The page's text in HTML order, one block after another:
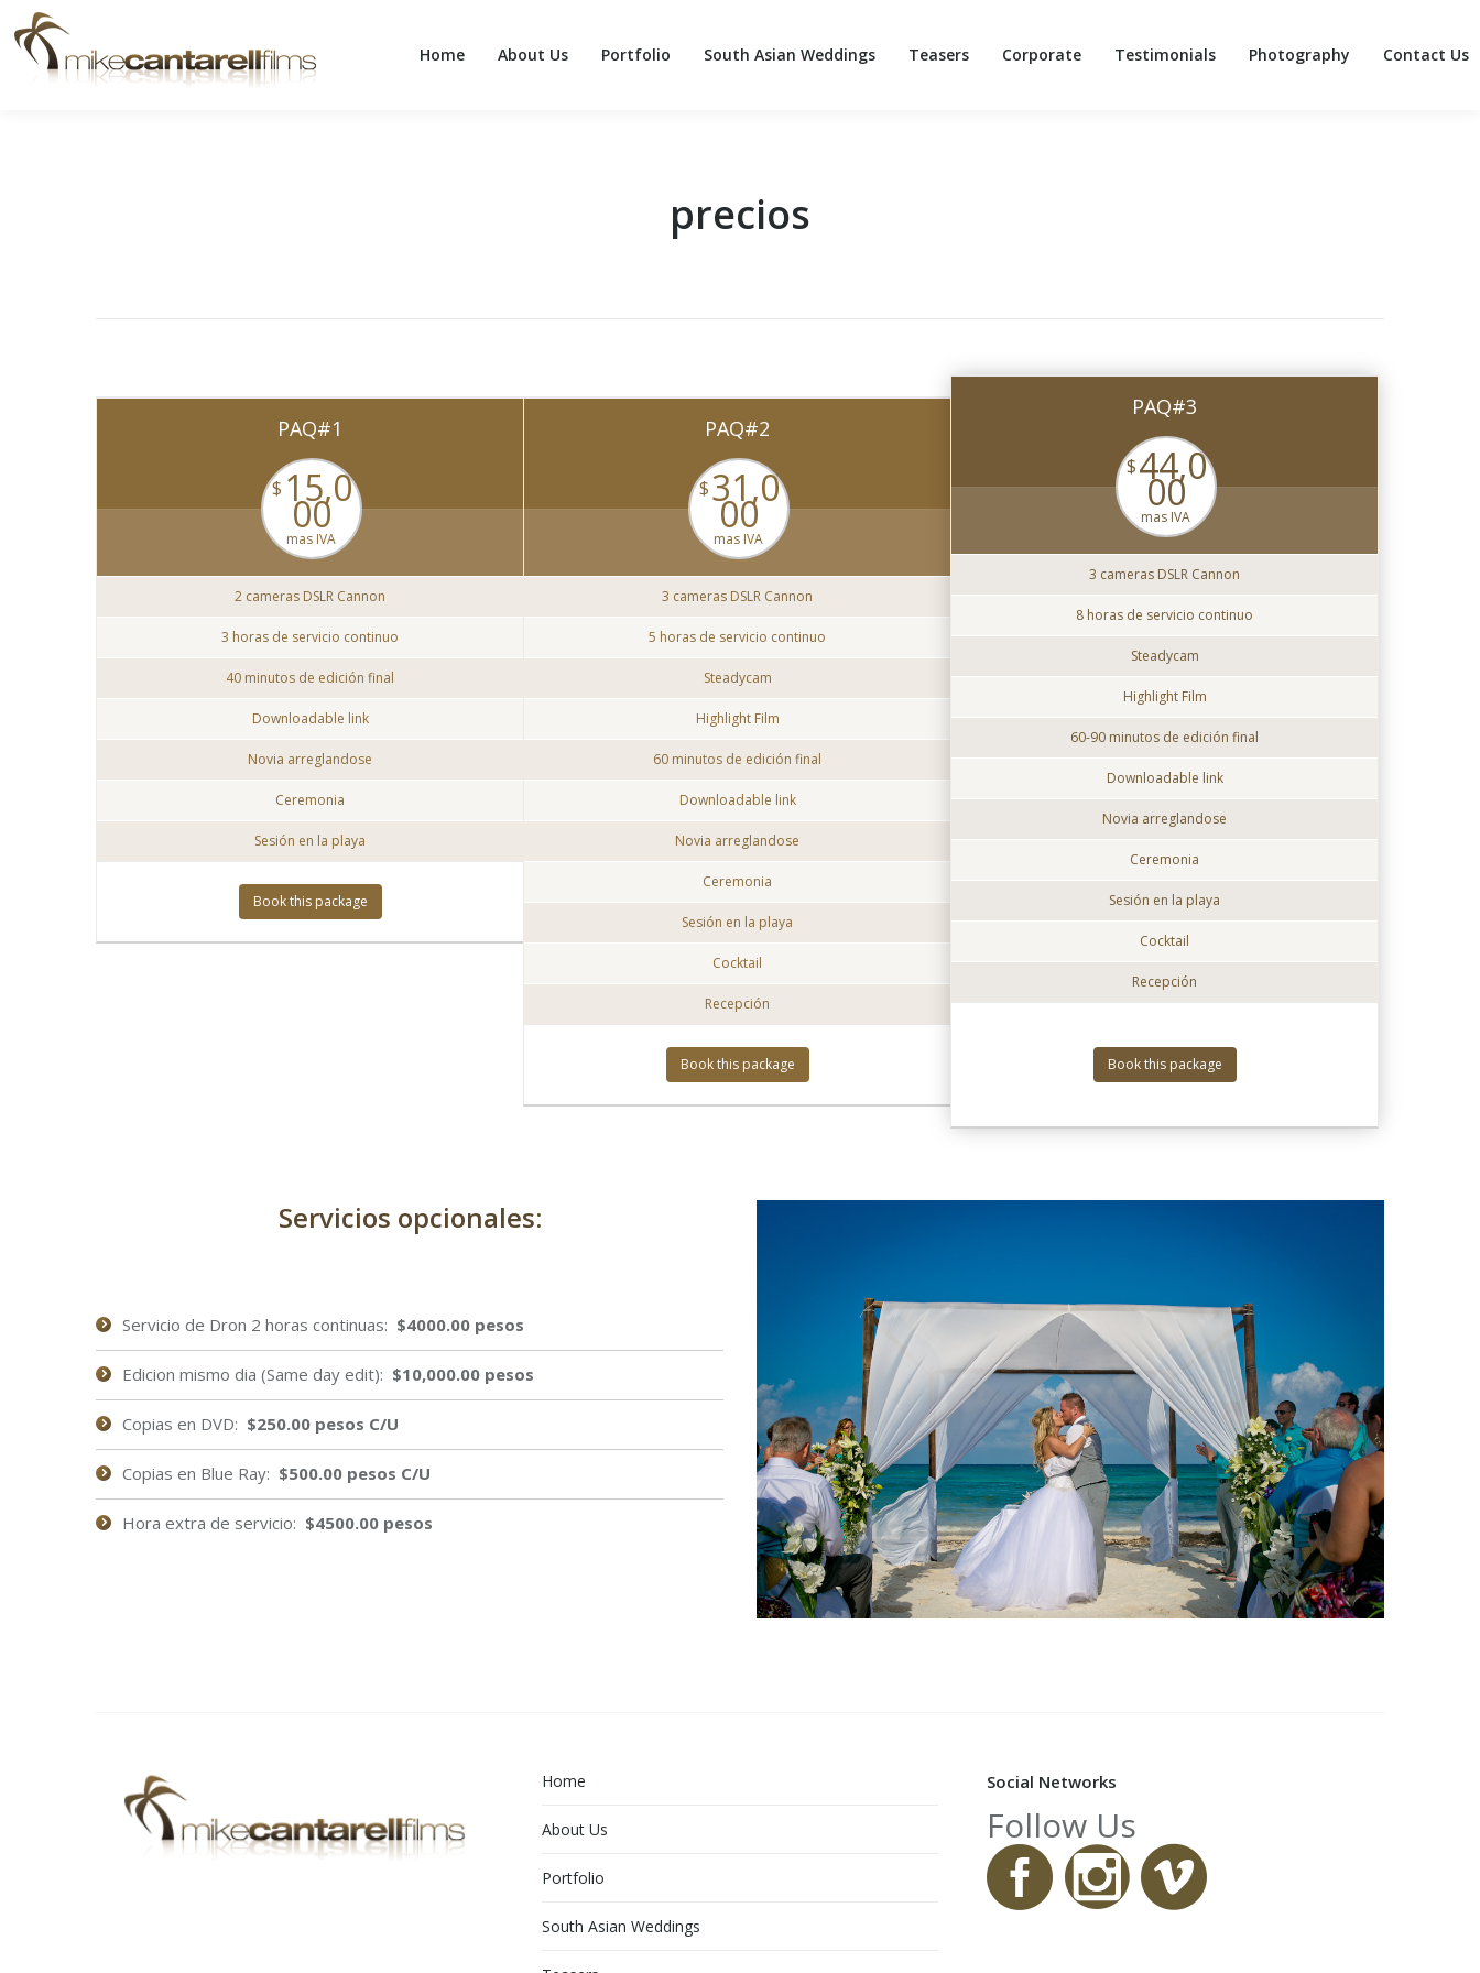
Home About Us Portfolio South Asian Weddings Teasers Corporate Testimonials Photography Contact Us
precios
PAQ#1
$ 15,0
00
mas IVA
2 cameras DSLR Cannon
3 horas de servicio continuo
40 minutos de edición final
Downloadable link
Novia arreglandose
Ceremonia
Sesión en la playa
Book this package
PAQ#2
$31,0
00
mas IVA
3 cameras DSLR Cannon
5 horas de servicio continuo
Steadycam
Highlight Film
60 minutos de edición final
Downloadable link
Novia arreglandose
Ceremonia
Sesión en la playa
Cocktail
Recepción
Book this package
PAQ#3
$44,0
00
mas IVA
3 cameras DSLR Cannon
8 horas de servicio continuo
Steadycam
Highlight Film
60-90 minutos de edición final
Downloadable link
Novia arreglandose
Ceremonia
Sesión en la playa
Cocktail
Recepción
Book this package
Servicios opcionales:
Servicio de Dron 2 horas continuas: $4000.00 pesos
Edicion mismo dia (Same day edit): $10,000.00 pesos
Copias en DVD: $250.00 pesos C/U
Copias en Blue Ray: $500.00 pesos C/U
Hora extra de servicio: $4500.00 pesos
Home
About Us
Portfolio
South Asian Weddings
Social Networks
Follow Us